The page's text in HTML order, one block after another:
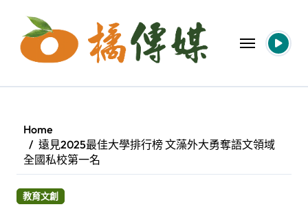
content
Home
遠見2025最佳大學排行榜 文藻外大勇奪語文領域
全國私校第一名
教育文創